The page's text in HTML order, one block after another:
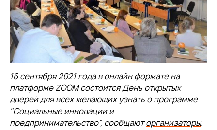
16 сентября 2021 года в онлайн формате на
платформе ZOOM состоится День открытых
дверей для всех желающих узнать о программе
"Социальные инновации и
предпринимательство", сообщаюторганизаторы.